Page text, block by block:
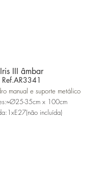
Iris III âmbar
Ref.AR3341
manual e suporte metálico
35cm x 100cm
incluída)